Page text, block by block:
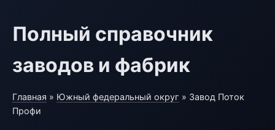
Полный справочник
заводов и фабрик
Главная » Южный федеральный округ » Завод Поток
Профи